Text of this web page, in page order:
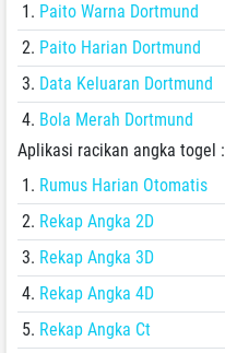
Paito Warna Dortmund
Paito Harian Dortmund
Data Keluaran Dortmund
Bola Merah Dortmund
Aplikasi racikan angka togel :
Rumus Harian Otomatis
Rekap Angka 2D
Rekap Angka 3D
Rekap Angka 4D
Rekap Angka Ct